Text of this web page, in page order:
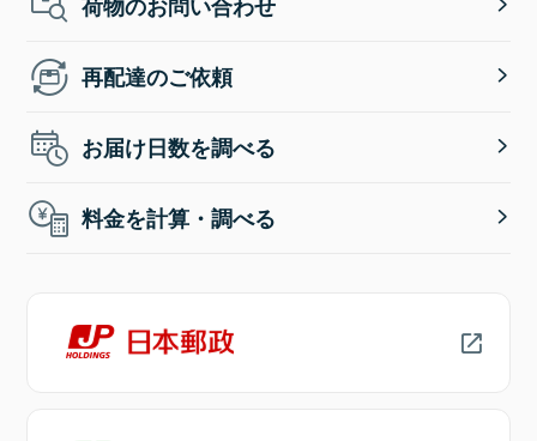
再配達のご依頼
お届け日数を調べる
料金を計算・調べる